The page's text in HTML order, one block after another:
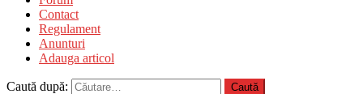
Contact
Regulament
Anunturi
Adauga articol
Caută după: